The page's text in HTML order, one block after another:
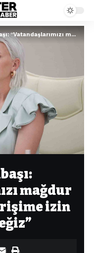
mağdur edecek hiçbir girişime izin vermeyeceğiz”
mağdur
izin